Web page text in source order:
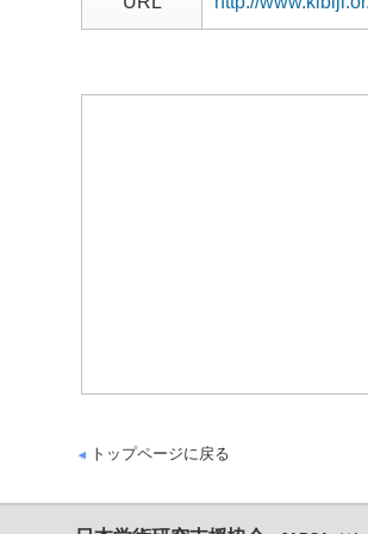
トップページに戻る